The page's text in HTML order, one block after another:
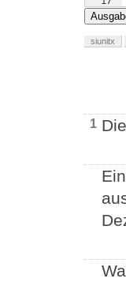
siunitx
1